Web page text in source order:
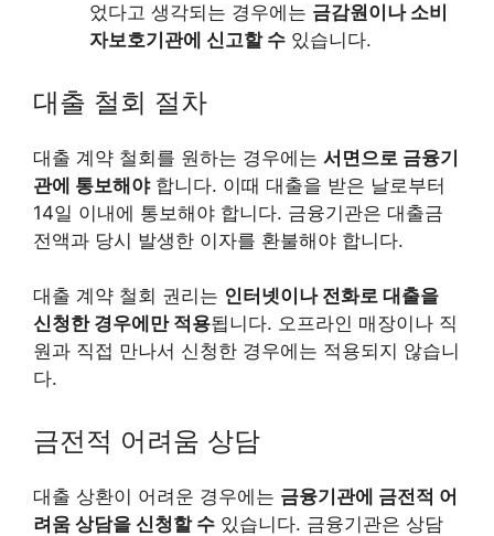
었다고 생각되는 경우에는 금감원이나 소비
자보호기관에 신고할 수 있습니다.
대출 철회 절차
대출 계약 철회를 원하는 경우에는 서면으로 금융기
관에 통보해야합니다. 이때 대출을 받은 날로부터
14일 이내에 통보해야 합니다. 금융기관은 대출금
전액과 당시 발생한 이자를 환불해야 합니다.
대출 계약 철회 권리는 인터넷이나 전화로 대출을
신청한 경우에만 적용됩니다. 오프라인 매장이나 직
원과 직접 만나서 신청한 경우에는 적용되지 않습니
다.
금전적 어려움 상담
대출 상환이 어려운 경우에는 금융기관에 금전적 어
려움 상담을 신청할 수 있습니다. 금융기관은 상담